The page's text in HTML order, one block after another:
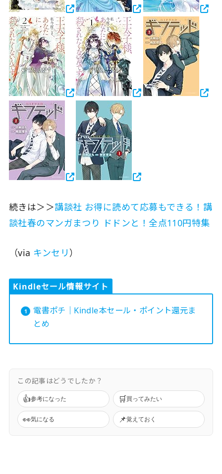
続きは＞＞講談社 お得に読めて応募もできる！講
談社春のマンガまつり ドドンと！全点110円特集
（via キンセリ ）
Kindleセール情報サイト
電書ポチ｜Kindle本セール・ポイント還元ま
とめ
この記事はどうでしたか？
👍参考になった 🛒買ってみたい
👀気になる 📌覚えておく